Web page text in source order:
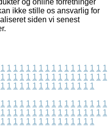
ikke stille os ansvarlig for
siden vi senest
1 1 1 1 1 1 1 1 1 1 1 1 1 1 1 1 1
1 1 1 1 1 1 1 1 1 1 1 1 1 1 1 1 1
1 1 1 1 1 1 1 1 1 1 1 1 1 1 1
1 1 1 1 1 1 1 1 1 1 1 1 1 1 1 1 1
1 1 1 1 1 1 1 1 1 1 1 1 1 1 1 1 1
1 1 1 1 1 1 1 1 1 1 1 1 1 1 1